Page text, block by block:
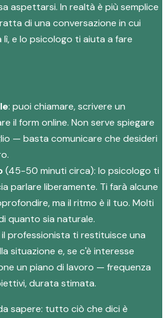
aspettarsi. In realtà è più semplice
di una conversazione in cui
e lo psicologo ti aiuta a fare
: puoi chiamare, scrivere un
il form online. Non serve spiegare
— basta comunicare che desideri
(45-50 minuti circa): lo psicologo ti
parlare liberamente. Ti farà alcune
ma il ritmo è il tuo. Molti
quanto sia naturale.
il professionista ti restituisce una
situazione e, se c'è interesse
un piano di lavoro — frequenza
durata stimata.
sapere: tutto ciò che dici è